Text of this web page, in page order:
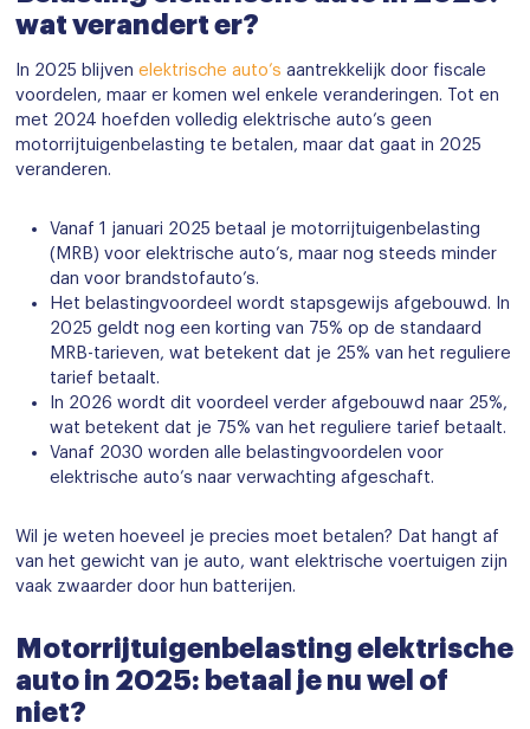
wat verandert er?
In 2025 blijvenelektrische auto’s aantrekkelijk door fiscale
voordelen, maar er komen wel enkele veranderingen. Tot en
met 2024 hoefden volledig elektrische auto’s geen
motorrijtuigenbelasting te betalen, maar dat gaat in 2025
veranderen.
Vanaf 1 januari 2025 betaal je motorrijtuigenbelasting
(MRB) voor elektrische auto’s, maar nog steeds minder
dan voor brandstofauto’s.
Het belastingvoordeel wordt stapsgewijs afgebouwd. In
2025 geldt nog een korting van 75% op de standaard
MRB-tarieven, wat betekent dat je 25% van het reguliere
tarief betaalt.
In 2026 wordt dit voordeel verder afgebouwd naar 25%,
wat betekent dat je 75% van het reguliere tarief betaalt.
Vanaf 2030 worden alle belastingvoordelen voor
elektrische auto’s naar verwachting afgeschaft.
Wil je weten hoeveel je precies moet betalen? Dat hangt af
van het gewicht van je auto, want elektrische voertuigen zijn
vaak zwaarder door hun batterijen.
Motorrijtuigenbelasting elektrische
auto in 2025: betaal je nu wel of
niet?